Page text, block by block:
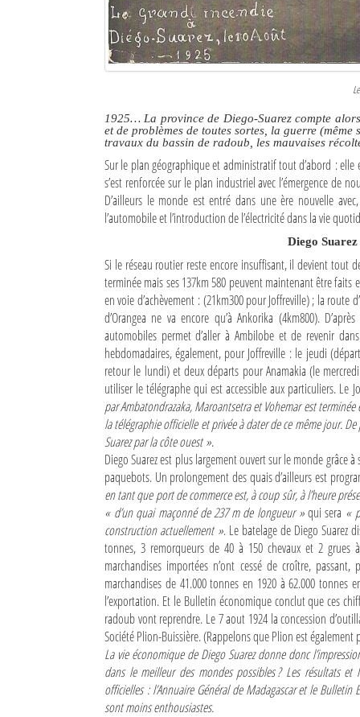
Le Nord de Madagascar
L'actualité du tourisme
Sites touristiques
Diego Suarez Pratique
Les Petites Annonces
La Tribune de Diego en PDF
1925… La province de Diego-Suarez compte
et de problèmes de toutes sortes, la guerre (même
travaux du bassin de radoub, les mauvaises
Sur le plan géographique et administratif tout d’abord : elle
s’est renforcée sur le plan industriel avec l’émergence de
D’ailleurs le monde est entré dans une ère nouvelle
l’automobile et l’introduction de l’électricité dans la vie
Diego
Si le réseau routier reste encore insuffisant, il devient tout
terminée mais ses 137km 580 peuvent maintenant être faits
en voie d’achèvement : (21km300 pour Joffreville) ; la route
d’Orangea ne va encore qu’à Ankorika (4km800).
automobiles permet d’aller à Ambilobe et de revenir
hebdomadaires, également, pour Joffreville : le jeudi
retour le lundi) et deux départs pour Anamakia (le
utiliser le télégraphe qui est accessible aux particuliers. Le
par Ambatondrazaka, Maroantsetra et Vohemar est
la télégraphie officielle et privée à dater de ce même jour.
Suarez par la côte ouest ».
Diego Suarez est plus largement ouvert sur le monde
paquebots. Un prolongement des quais d’ailleurs est
en tant que port de commerce est, à coup sûr, à l’heure
« d’un quai maçonné de 237 m de longueur »qui sera «
construction actuellement ». Le batelage de Diego Suarez
tonnes, 3 remorqueurs de 40 à 150 chevaux et 2
marchandises importées n’ont cessé de croître,
marchandises de 41.000 tonnes en 1920 à 62.000 tonnes
l’exportation. Et le Bulletin économique conclut que ces
radoub vont reprendre. Le 7 aout 1924 la concession
Société Plion-Buissière. (Rappelons que Plion est
La vie économique de Diego Suarez donne donc
dans le meilleur des mondes possibles ? Les résultats
officielles : l’Annuaire Général de Madagascar et le
sont moins enthousiastes.